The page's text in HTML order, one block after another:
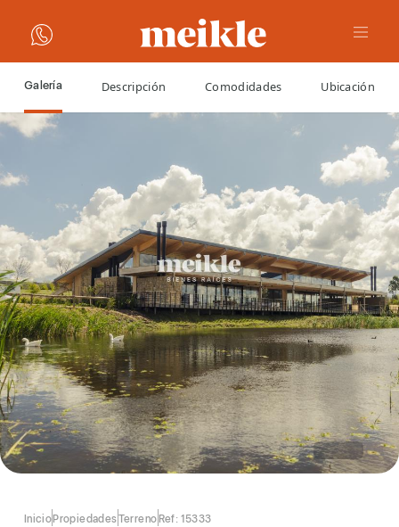
Galería Descripción Comodidades Ubicación
InicioPropiedadesTerrenoRef: 15333
VOLVER